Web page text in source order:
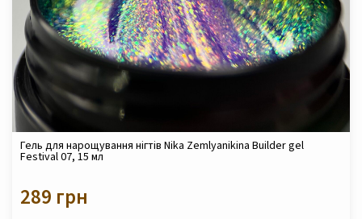
Гель для нарощування нігтів Nika Zemlyanikina Builder gel
Festival 07, 15 мл
289 грн